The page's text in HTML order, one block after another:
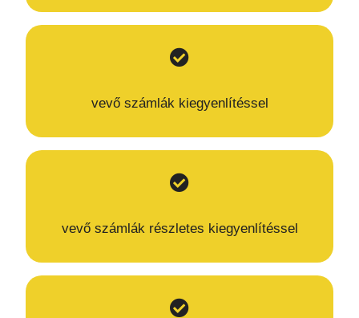
vevő számlák kiegyenlítéssel
vevő számlák részletes kiegyenlítéssel